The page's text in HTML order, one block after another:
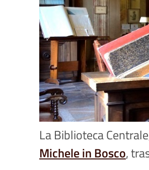
La Biblioteca
Michele in Bosco,